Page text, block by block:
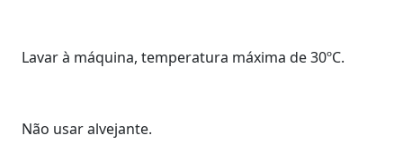
Lavar à máquina, temperatura máxima de 30ºC.
Não usar alvejante.